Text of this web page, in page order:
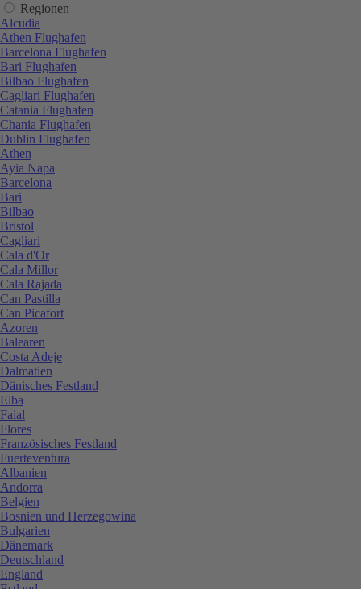
Regionen
Alcudia
Athen Flughafen
Barcelona Flughafen
Bari Flughafen
Bilbao Flughafen
Cagliari Flughafen
Catania Flughafen
Chania Flughafen
Dublin Flughafen
Athen
Ayia Napa
Barcelona
Bari
Bilbao
Bristol
Cagliari
Cala d'Or
Cala Millor
Cala Rajada
Can Pastilla
Can Picafort
Azoren
Balearen
Costa Adeje
Dalmatien
Dänisches Festland
Elba
Faial
Flores
Französisches Festland
Fuerteventura
Albanien
Andorra
Belgien
Bosnien und Herzegowina
Bulgarien
Dänemark
Deutschland
England